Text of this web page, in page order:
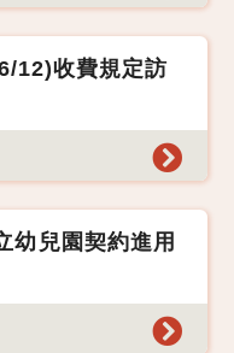
12)收費規定訪
幼兒園契約進用